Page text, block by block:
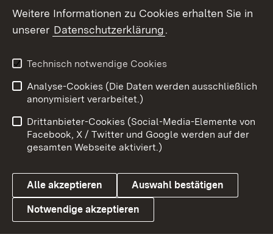
Social Wall
X / Twitter
Youtube
Link zum Landesportal
Benutzungshinweise
Barrierefreiheit
Datenschutz
Cookies
Weitere Informationen zu Cookies erhalten Sie in
unserer Datenschutzerklärung.
Technisch notwendige Cookies
Analyse-Cookies (Die Daten werden ausschließlich
anonymisiert verarbeitet.)
Drittanbieter-Cookies (Social-Media-Elemente von
Facebook, X / Twitter und Google werden auf der
gesamten Webseite aktiviert.)
Alle akzeptieren Auswahl bestätigen
Notwendige akzeptieren